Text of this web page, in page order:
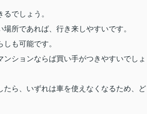
でしょう。
所であれば、行き来しやすいです。
も可能です。
ションならば買い手がつきやすいでしょ
ら、いずれは車を使えなくなるため、ど